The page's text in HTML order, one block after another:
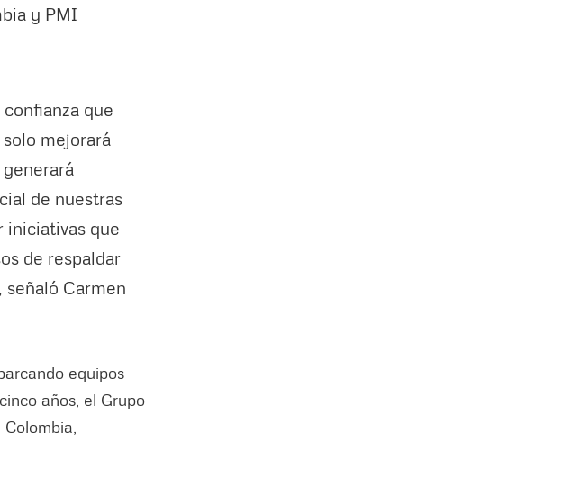
y PMI
que
mejorará
de nuestras
iniciativas que
de respaldar
Carmen
equipos
años, el Grupo